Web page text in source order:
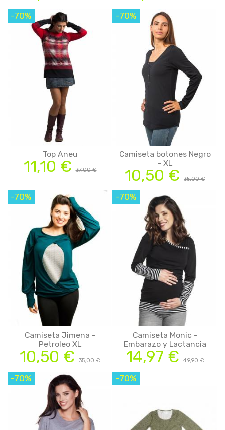
-70%
Top Aneu
11,10 €37,00 €
-70%
Camiseta botones Negro
- XL
10,50 € 35,00 €
-70%
Camiseta Jimena -
Petroleo XL
10,50 € 35,00 €
-70%
Camiseta Monic -
Embarazo y Lactancia
14,97 €49,90 €
-70% -70%